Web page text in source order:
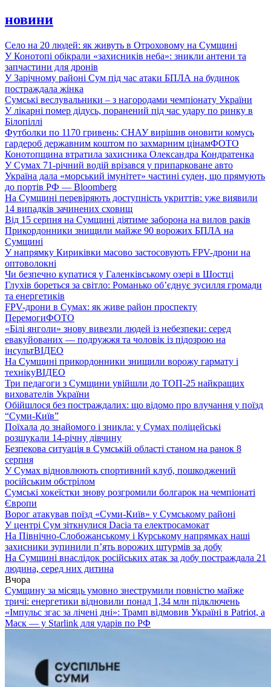
новини
Село на 20 людей: як живуть в Отроховому на Сумщині
У Конотопі обікрали «захисників неба»: зникли антени та
запчастини для дронів
У Зарічному районі Сум під час атаки БПЛА на будинок
постраждала жінка
Сумські веслувальники – з нагородами чемпіонату України
У лікарні помер дідусь, поранений під час удару по ринку в
Білопіллі
Футболки по 1170 гривень: СНАУ вирішив оновити комусь
гардероб державним коштом по захмарним цінамФОТО
Конотопщина втратила захисника Олександра Кондратенка
У Сумах 71-річний водій врізався у припарковане авто
Україна дала «морський імунітет» частині суден, що прямують
до портів РФ — Bloomberg
На Сумщині перевіряють доступність укриттів: уже виявили
14 випадків зачинених сховищ
Від 15 серпня на Сумщині діятиме заборона на вилов раків
Прикордонники знищили майже 90 ворожих БПЛА на
Сумщині
У напрямку Кириківки масово застосовують FPV-дрони на
оптоволокні
Чи безпечно купатися у Галенківському озері в Шостці
Глухів бореться за світло: Романько об’єднує зусилля громади
та енергетиків
FPV-дрони в Сумах: як живе район проспекту
ПеремогиФОТО
«Білі янголи» знову вивезли людей із небезпеки: серед
евакуйованих — подружжя та чоловік із підозрою на
інсультВІДЕО
На Сумщині прикордонники знищили ворожу гармату і
технікуВІДЕО
Три педагоги з Сумщини увійшли до ТОП-25 найкращих
вихователів України
Обійшлося без постраждалих: що відомо про влучання у поїзд
“Суми-Київ”
Поїхала до знайомого і зникла: у Сумах поліцейські
розшукали 14-річну дівчину
Безпекова ситуація в Сумській області станом на ранок 8
серпня
У Сумах відновлюють спортивний клуб, пошкоджений
російським обстрілом
Сумські хокеїстки знову розгромили болгарок на чемпіонаті
Європи
Ворог атакував поїзд «Суми-Київ» у Сумському районі
У центрі Сум зіткнулися Dacia та електросамокат
На Північно-Слобожанському і Курському напрямках наші
захисники зупинили п’ять ворожих штурмів за добу
На Сумщині внаслідок російських атак за добу постраждала 21
людина, серед них дитина
Вчора
Сумщину за місяць умовно знеструмили повністю майже
тричі: енергетики відновили понад 1,34 млн підключень
«Імпульс згас за лічені дні»: Трамп відмовив Україні в Patriot, а
Маск — у Starlink для ударів по РФ